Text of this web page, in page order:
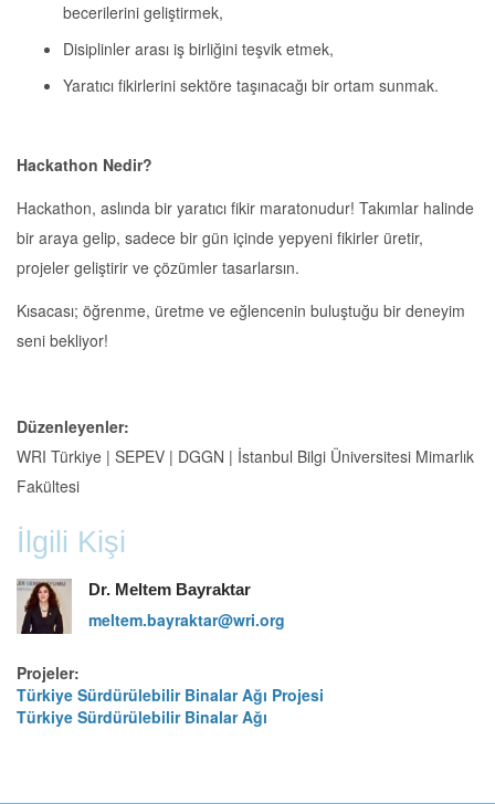
becerilerini geliştirmek,
Disiplinler arası iş birliğini teşvik etmek,
Yaratıcı fikirlerini sektöre taşınacağı bir ortam sunmak.
Hackathon Nedir?
Hackathon, aslında bir yaratıcı fikir maratonudur! Takımlar halinde
bir araya gelip, sadece bir gün içinde yepyeni fikirler üretir,
projeler geliştirir ve çözümler tasarlarsın.
Kısacası; öğrenme, üretme ve eğlencenin buluştuğu bir deneyim
seni bekliyor!
Düzenleyenler:
WRI Türkiye | SEPEV | DGGN | İstanbul Bilgi Üniversitesi Mimarlık
Fakültesi
İlgili Kişi
Dr. Meltem Bayraktar
meltem.bayraktar@wri.org
Projeler:
Türkiye Sürdürülebilir Binalar Ağı Projesi
Türkiye Sürdürülebilir Binalar Ağı